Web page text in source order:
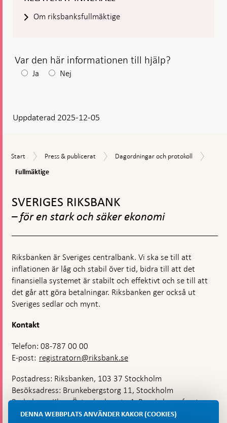
Om riksbanksfullmäktige
Var den här informationen till hjälp?
Efter
visas
Ja Nej
Uppdaterad 2025-12-05
Start
Start
Press
publicerat
Press & publicerat
Dagordningar
Dagordningar och protokoll
Fullmäktige
toppnavigation
SVERIGES RIKSBANK
– för en stark och säker ekonomi
Riksbanken är Sveriges centralbank. Vi ska se till att
inflationen är låg och stabil över tid, bidra till att det
finansiella systemet är stabilt och effektivt och se till att
det går att göra betalningar. Riksbanken ger också ut
Sveriges sedlar och mynt.
Kontakt
Telefon: 08-787 00 00
E-post: registratorn@riksbank.se
Postadress: Riksbanken, 103 37 Stockholm
Besöksadress: Brunkebergstorg 11, Stockholm
Budadress: Klara Östra kyrkogata 4, Brunkebergsfaret,
Lastplats 6
DENNA WEBBPLATS ANVÄNDER KAKOR (COOKIES)